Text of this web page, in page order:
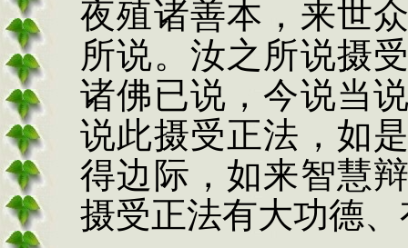
夜殖诸善本，来世
所说。汝之所说摄
诸佛已说，今说当
说此摄受正法，如
得边际，如来智慧
摄受正法有大功德